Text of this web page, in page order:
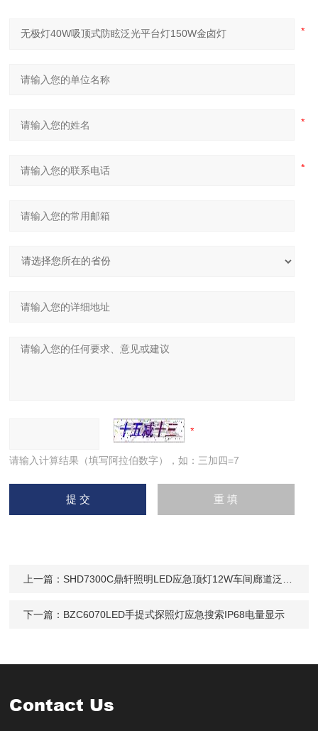
请输入计算结果（填写阿拉伯数字），如：三加四=7
上一篇： SHD7300C鼎轩照明LED应急顶灯12W车间廊道泛光吸顶
下一篇： BZC6070LED手提式探照灯应急搜索IP68电量显示
Contact Us